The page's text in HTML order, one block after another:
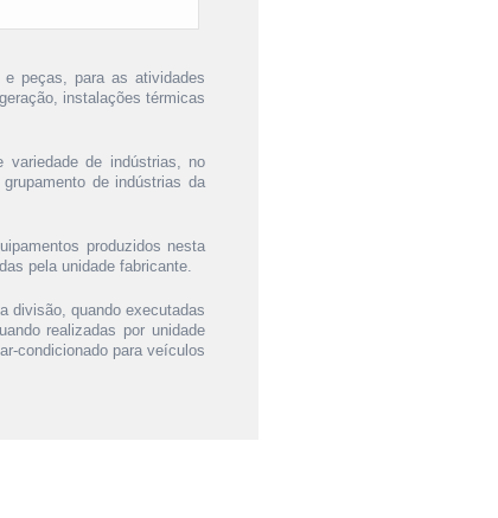
peças, para as atividades
instalações térmicas
variedade de indústrias, no
de indústrias da
produzidos nesta
pela unidade fabricante.
divisão, quando executadas
realizadas por unidade
condicionado para veículos